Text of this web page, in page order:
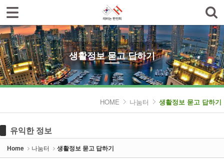
생활정보 묻고 답하기
HOME 나눔터 생활정보 묻고 답하기
유익한 정보
Home 나눔터 생활정보 묻고 답하기
로그인
한인회소개
공지사항
한글학교
- 생활정보 묻고 답하기
- 레바논여행 묻고 답하기
Sketchbook5, 스케치북5
Sketchbook5, 스케치북5